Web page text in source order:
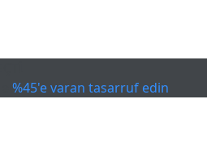
%45'e varan tasarruf edin